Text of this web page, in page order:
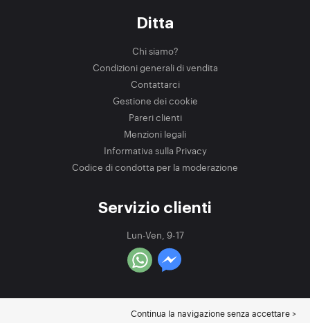
Ditta
Chi siamo?
Condizioni generali di vendita
Contattarci
Gestione dei cookie
Pareri clienti
Menzioni legali
Informativa sulla Privacy
Codice di condotta per la moderazione
Servizio clienti
Lun-Ven, 9-17
Continua la navigazione senza accettare >